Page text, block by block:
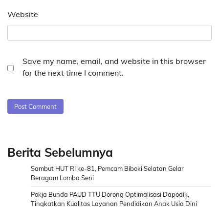
Website
Save my name, email, and website in this browser
for the next time I comment.
Berita Sebelumnya
Sambut HUT RI ke-81, Pemcam Biboki Selatan Gelar
Beragam Lomba Seni
Pokja Bunda PAUD TTU Dorong Optimalisasi Dapodik,
Tingkatkan Kualitas Layanan Pendidikan Anak Usia Dini